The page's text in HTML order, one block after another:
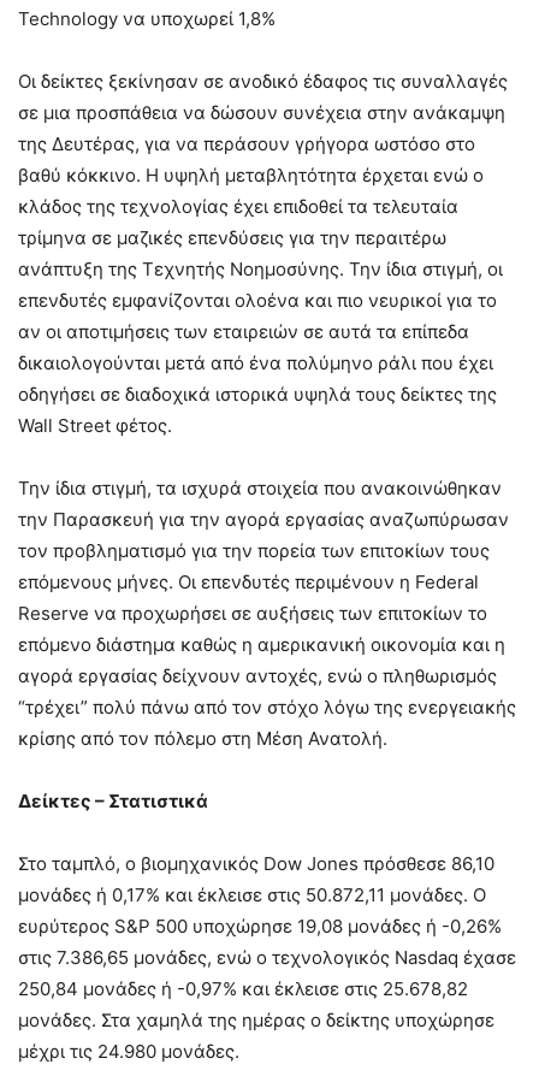
Technology να υποχωρεί 1,8%
Οι δείκτες ξεκίνησαν σε ανοδικό έδαφος τις συναλλαγές
σε μια προσπάθεια να δώσουν συνέχεια στην ανάκαμψη
της Δευτέρας, για να περάσουν γρήγορα ωστόσο στο
βαθύ κόκκινο. Η υψηλή μεταβλητότητα έρχεται ενώ ο
κλάδος της τεχνολογίας έχει επιδοθεί τα τελευταία
τρίμηνα σε μαζικές επενδύσεις για την περαιτέρω
ανάπτυξη της Τεχνητής Νοημοσύνης. Την ίδια στιγμή, οι
επενδυτές εμφανίζονται ολοένα και πιο νευρικοί για το
αν οι αποτιμήσεις των εταιρειών σε αυτά τα επίπεδα
δικαιολογούνται μετά από ένα πολύμηνο ράλι που έχει
οδηγήσει σε διαδοχικά ιστορικά υψηλά τους δείκτες της
Wall Street φέτος.
Την ίδια στιγμή, τα ισχυρά στοιχεία που ανακοινώθηκαν
την Παρασκευή για την αγορά εργασίας αναζωπύρωσαν
τον προβληματισμό για την πορεία των επιτοκίων τους
επόμενους μήνες. Οι επενδυτές περιμένουν η Federal
Reserve να προχωρήσει σε αυξήσεις των επιτοκίων το
επόμενο διάστημα καθώς η αμερικανική οικονομία και η
αγορά εργασίας δείχνουν αντοχές, ενώ ο πληθωρισμός
“τρέχει” πολύ πάνω από τον στόχο λόγω της ενεργειακής
κρίσης από τον πόλεμο στη Μέση Ανατολή.
Δείκτες – Στατιστικά
Στο ταμπλό, ο βιομηχανικός Dow Jones πρόσθεσε 86,10
μονάδες ή 0,17% και έκλεισε στις 50.872,11 μονάδες. Ο
ευρύτερος S&P 500 υποχώρησε 19,08 μονάδες ή -0,26%
στις 7.386,65 μονάδες, ενώ ο τεχνολογικός Nasdaq έχασε
250,84 μονάδες ή -0,97% και έκλεισε στις 25.678,82
μονάδες. Στα χαμηλά της ημέρας ο δείκτης υποχώρησε
μέχρι τις 24.980 μονάδες.